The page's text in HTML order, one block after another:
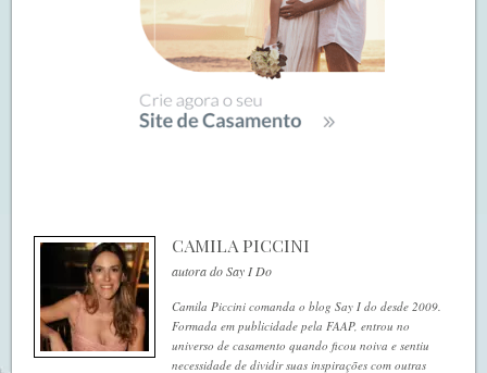
CAMILA PICCINI
autora do Say I Do
Camila Piccini comanda o blog Say I do desde 2009.
Formada em publicidade pela FAAP, entrou no
universo de casamento quando ficou noiva e sentiu
necessidade de dividir suas inspirações com outras